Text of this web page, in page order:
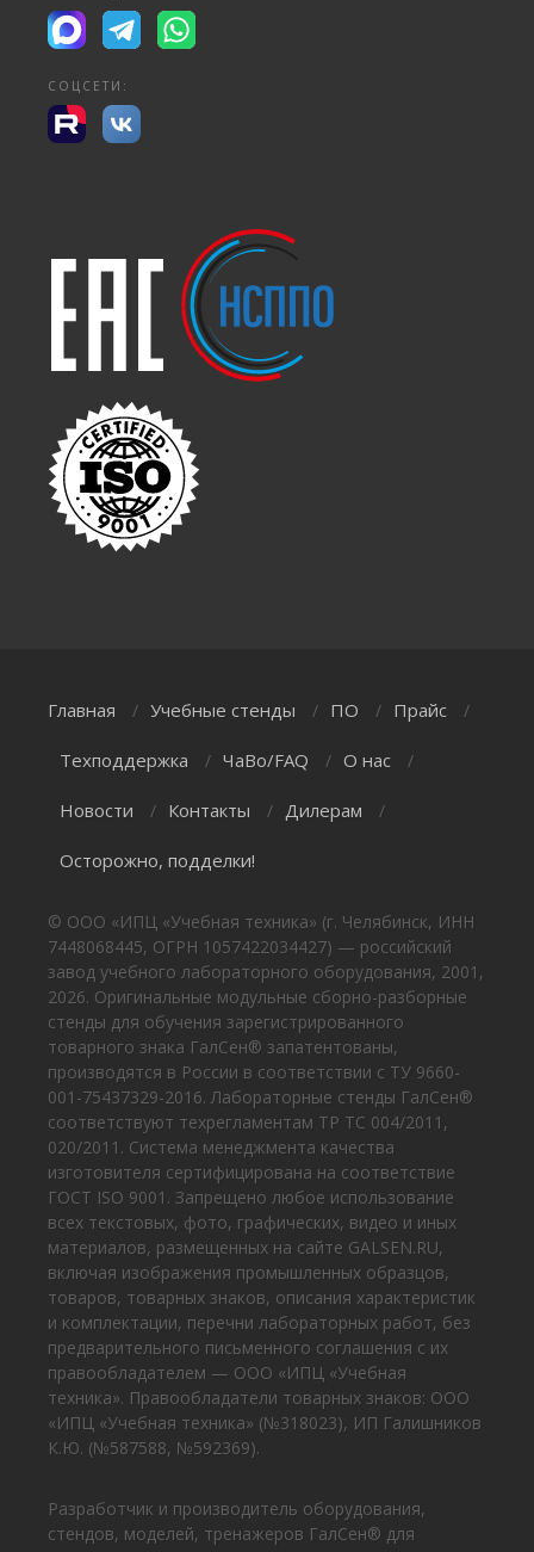
СОЦСЕТИ:
Главная / Учебные стенды / ПО / Прайс /
Техподдержка / ЧаВо/FAQ / О нас /
Новости / Контакты / Дилерам /
Осторожно, подделки!
© ООО «ИПЦ «Учебная техника» (г. Челябинск, ИНН
7448068445, ОГРН 1057422034427) — российский
завод учебного лабораторного оборудования, 2001,
2026. Оригинальные модульные сборно-разборные
стенды для обучения зарегистрированного
товарного знака ГалСен® запатентованы,
производятся в России в соответствии с ТУ 9660-
001-75437329-2016. Лабораторные стенды ГалСен®
соответствуют техрегламентам ТР ТС 004/2011,
020/2011. Система менеджмента качества
изготовителя сертифицирована на соответствие
ГОСТ ISO 9001. Запрещено любое использование
всех текстовых, фото, графических, видео и иных
материалов, размещенных на сайте GALSEN.RU,
включая изображения промышленных образцов,
товаров, товарных знаков, описания характеристик
и комплектации, перечни лабораторных работ, без
предварительного письменного соглашения с их
правообладателем — ООО «ИПЦ «Учебная
техника». Правообладатели товарных знаков: ООО
«ИПЦ «Учебная техника» (№318023), ИП Галишников
К.Ю. (№587588, №592369).
Разработчик и производитель оборудования,
стендов, моделей, тренажеров ГалСен® для